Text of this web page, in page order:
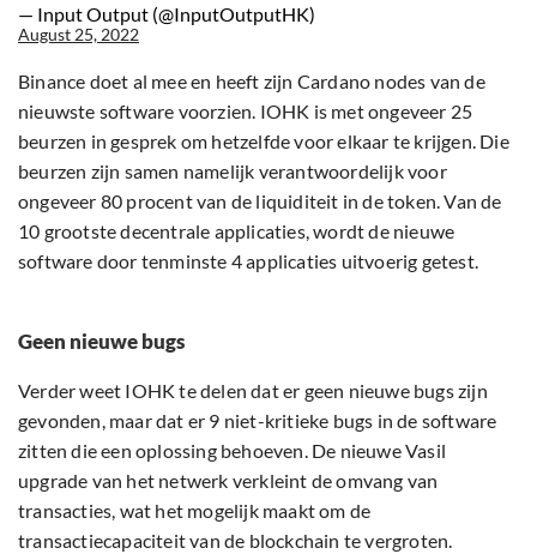
— Input Output (@InputOutputHK)
August 25, 2022
Binance doet al mee en heeft zijn Cardano nodes van de
nieuwste software voorzien. IOHK is met ongeveer 25
beurzen in gesprek om hetzelfde voor elkaar te krijgen. Die
beurzen zijn samen namelijk verantwoordelijk voor
ongeveer 80 procent van de liquiditeit in de token. Van de
10 grootste decentrale applicaties, wordt de nieuwe
software door tenminste 4 applicaties uitvoerig getest.
Geen nieuwe bugs
Verder weet IOHK te delen dat er geen nieuwe bugs zijn
gevonden, maar dat er 9 niet-kritieke bugs in de software
zitten die een oplossing behoeven. De nieuwe Vasil
upgrade van het netwerk verkleint de omvang van
transacties, wat het mogelijk maakt om de
transactiecapaciteit van de blockchain te vergroten.